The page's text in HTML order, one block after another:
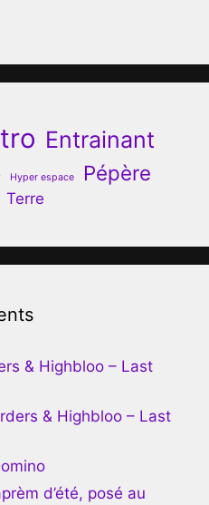
Entrainant
Hyper espace Pépère
Terre
& Highbloo – Last
& Highbloo – Last
d’été, posé au